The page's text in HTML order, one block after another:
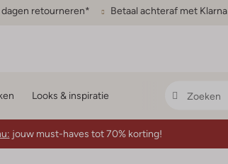
retourneren* Betaal achteraf met Klarna
Looks & inspiratie
jouw must-haves tot 70% korting!